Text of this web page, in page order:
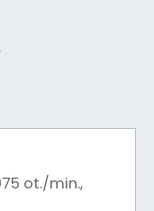
ot./min.,